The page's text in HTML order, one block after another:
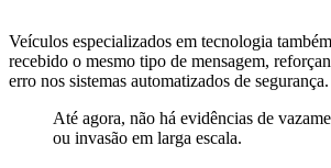
Veículos especializados em tecnologia
recebido o mesmo tipo de mensagem,
erro nos sistemas automatizados de segurança.
Até agora, não há evidências de
ou invasão em larga escala.